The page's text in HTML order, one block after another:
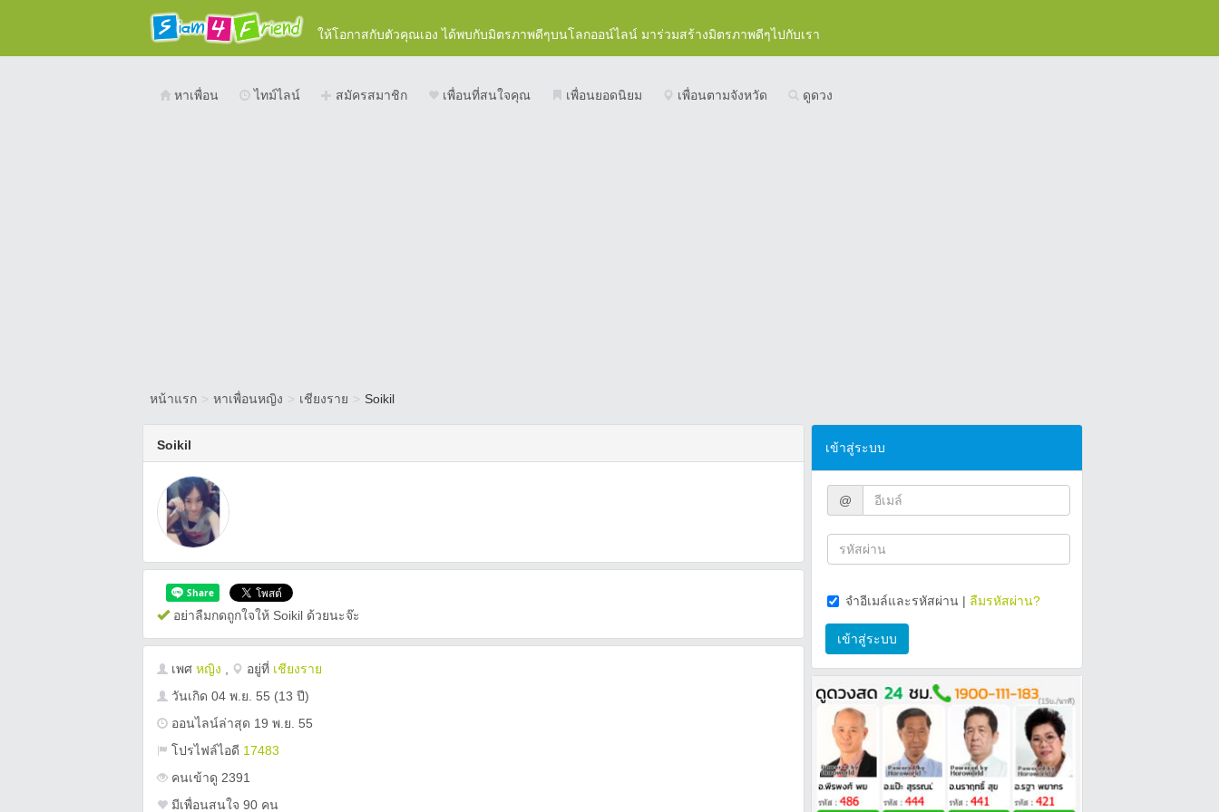
ให้โอกาสกับตัวคุณเอง ได้พบกับมิตรภาพดีๆบนโลกออน์ไลน์ มาร่วมสร้างมิตรภาพดีๆไปกับเรา
หาเพื่อน ไทม์ไลน์ สมัครสมาชิก เพื่อนที่สนใจคุณ เพื่อนยอดนิยม เพื่อนตามจังหวัด ดูดวง
หน้าแรก > หาเพื่อนหญิง > เชียงราย > Soikil
Soikil
อย่าลืมกดถูกใจให้ Soikil ด้วยนะจ๊ะ
เพศ หญิง อยู่ที่ เชียงราย
วันเกิด 04 พ.ย. 55 (13 ปี)
ออนไลน์ล่าสุด 19 พ.ย. 55
โปรไฟล์ไอดี 17483
คนเข้าดู 2391
มีเพื่อนสนใจ 90 คน
เข้าสู่ระบบ
@
จำอีเมล์และรหัสผ่าน | ลืมรหัสผ่าน?
เข้าสู่ระบบ